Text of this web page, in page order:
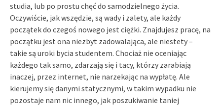
studia, lub po prostu chęć do samodzielnego życia.
Oczywiście, jak wszędzie, są wady i zalety, ale każdy
początek do czegoś nowego jest ciężki. Znajdujesz pracę, na
początku jest ona niezbyt zadowalająca, ale niestety –
takie są uroki bycia studentem. Chociaż nie oceniając
każdego tak samo, zdarzają się i tacy, którzy zarabiają
inaczej, przez internet, nie narzekając na wypłatę. Ale
kierujemy się danymi statycznymi, w takim wypadku nie
pozostaje nam nic innego, jak poszukiwanie taniej